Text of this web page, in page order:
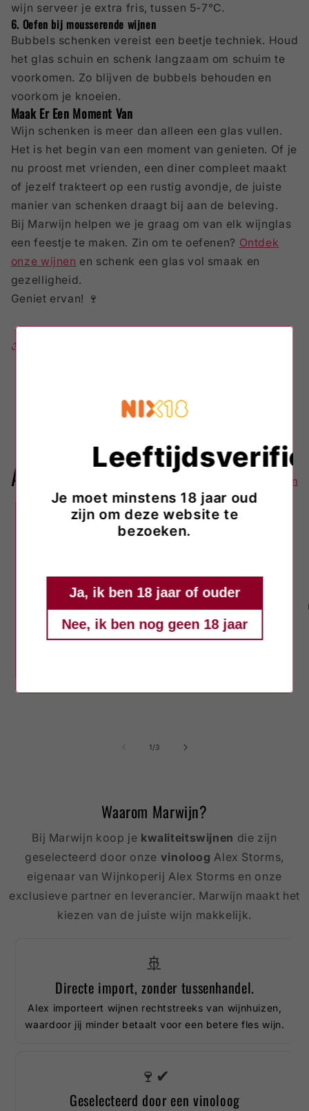
wijn serveer je extra fris, tussen 5-7°C.
6. Oefen bij mousserende wijnen
Bubbels schenken vereist een beetje techniek. Houd
het glas schuin en schenk langzaam om schuim te
voorkomen. Zo blijven de bubbels behouden en
voorkom je knoeien.
Maak Er Een Moment Van
Wijn schenken is meer dan alleen een glas vullen.
Het is het begin van een moment van genieten. Of je
nu proost met vrienden, een diner compleet maakt
of jezelf trakteert op een rustig avondje, de juiste
manier van schenken draagt bij aan de beleving.
Bij Marwijn helpen we je graag om van elk wijnglas
een feestje te maken. Zin om te oefenen? Ontdek
onze wijnen en schenk een glas vol smaak en
gezelligheid.
Geniet ervan! 🍷
Terug naar blog
Andere blogs Alles bekijken
Summer Rosé Spritz met Grand Seigneur
Ingrediënten ❄️ 6–8 ijsblokjes🍷 100 ml
🍓 3–4 aardbeien, in plakjes🌿 takje munt
Waarom deze wijn? Hij zit tussen rode
1/van
3
Waarom Marwijn?
Bij Marwijn koop je kwaliteitswijnen die zijn
geselecteerd door onze vinoloog Alex Storms,
eigenaar van Wijnkoperij Alex Storms en onze
exclusieve partner en leverancier. Marwijn maakt het
kiezen van de juiste wijn makkelijk.
🚢
Directe import, zonder tussenhandel.
Alex importeert wijnen rechtstreeks van wijnhuizen,
waardoor jij minder betaalt voor een betere fles wijn.
🍷✔
Geselecteerd door een vinoloog
Je moet minstens 18 jaar oud
zijn om deze website te
bezoeken.
Ja, ik ben 18 jaar of ouder
Nee, ik ben nog geen 18 jaar